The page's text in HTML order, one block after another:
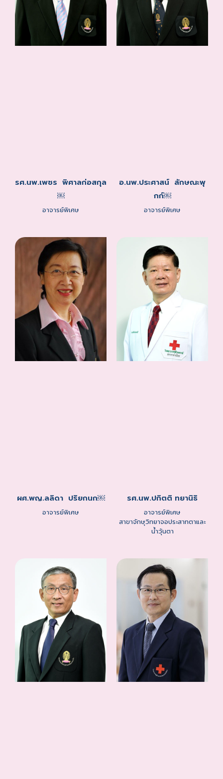
รศ.นพ.เพชร พิศาลก่อสกุล
￼
อาจารย์พิเศษ
อ.นพ.ประศาสน์ ลักษณะพุ
กก์￼
อาจารย์พิเศษ
ผศ.พญ.ลลิดา ปริยกนก￼
อาจารย์พิเศษ
รศ.นพ.ปกิตติ ทยานิธิ
อาจารย์พิเศษ
สาขาจักษุวิทยาจอประสาทตาและ
น้ำวุ้นตา